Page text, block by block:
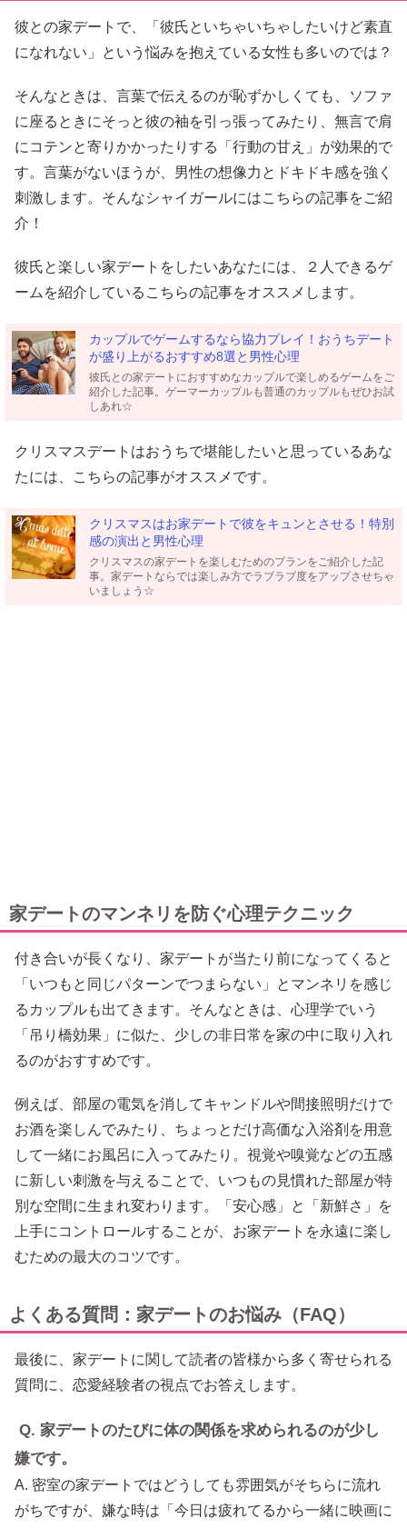
彼との家デートで、「彼氏といちゃいちゃしたいけど素直
になれない」という悩みを抱えている女性も多いのでは？
そんなときは、言葉で伝えるのが恥ずかしくても、ソファ
に座るときにそっと彼の袖を引っ張ってみたり、無言で肩
にコテンと寄りかかったりする「行動の甘え」が効果的で
す。言葉がないほうが、男性の想像力とドキドキ感を強く
刺激します。そんなシャイガールにはこちらの記事をご紹
介！
彼氏と楽しい家デートをしたいあなたには、２人できるゲ
ームを紹介しているこちらの記事をオススメします。
カップルでゲームするなら協力プレイ！おうちデート
が盛り上がるおすすめ8選と男性心理
彼氏との家デートにおすすめなカップルで楽しめるゲームをご
紹介した記事。ゲーマーカップルも普通のカップルもぜひお試
しあれ☆
クリスマスデートはおうちで堪能したいと思っているあな
たには、こちらの記事がオススメです。
クリスマスはお家デートで彼をキュンとさせる！特別
感の演出と男性心理
クリスマスの家デートを楽しむためのプランをご紹介した記
事。家デートならでは楽しみ方でラブラブ度をアップさせちゃ
いましょう☆
家デートのマンネリを防ぐ心理テクニック
付き合いが長くなり、家デートが当たり前になってくると
「いつもと同じパターンでつまらない」とマンネリを感じ
るカップルも出てきます。そんなときは、心理学でいう
「吊り橋効果」に似た、少しの非日常を家の中に取り入れ
るのがおすすめです。
例えば、部屋の電気を消してキャンドルや間接照明だけで
お酒を楽しんでみたり、ちょっとだけ高価な入浴剤を用意
して一緒にお風呂に入ってみたり。視覚や嗅覚などの五感
に新しい刺激を与えることで、いつもの見慣れた部屋が特
別な空間に生まれ変わります。「安心感」と「新鮮さ」を
上手にコントロールすることが、お家デートを永遠に楽し
むための最大のコツです。
よくある質問：家デートのお悩み（FAQ）
最後に、家デートに関して読者の皆様から多く寄せられる
質問に、恋愛経験者の視点でお答えします。
Q. 家デートのたびに体の関係を求められるのが少し
嫌です。
A. 密室の家デートではどうしても雰囲気がそちらに流れ
がちですが、嫌な時は「今日は疲れてるから一緒に映画に